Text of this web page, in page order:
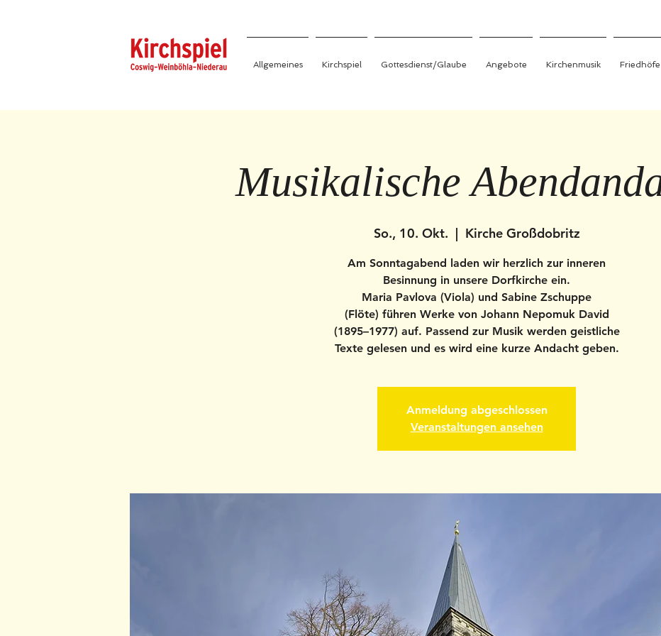
Allgemeines Kirchspiel Gottesdienst/Glaube Angebote Kirchenmusik Friedhöfe
Musikalische
So., 10. Okt.
  |
Kirche Großdobritz
Am Sonntagabend laden wir herzlich zur inneren
Besinnung in unsere Dorfkirche ein.
Maria Pavlova (Viola) und Sabine Zschuppe
(Flöte) führen Werke von Johann Nepomuk David
(1895–1977) auf. Passend zur Musik werden geistliche
Texte gelesen und es wird eine kurze Andacht geben.
Anmeldung abgeschlossen
Veranstaltungen ansehen